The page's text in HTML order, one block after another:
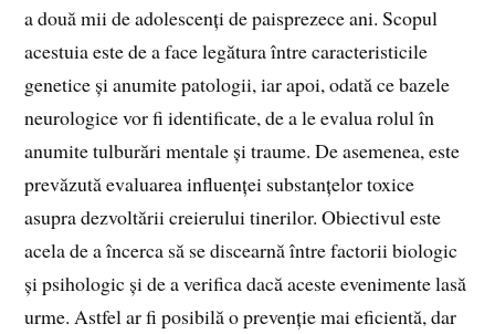
a două mii de adolescenți de paisprezece ani. Scopul
acestuia este de a face legătura între caracteristicile
genetice și anumite patologii, iar apoi, odată ce bazele
neurologice vor fi identificate, de a le evalua rolul în
anumite tulburări mentale și traume. De asemenea, este
prevăzută evaluarea influenței substanțelor toxice
asupra dezvoltării creierului tinerilor. Obiectivul este
acela de a încerca să se discearnă între factorii biologic
și psihologic și de a verifica dacă aceste evenimente lasă
urme. Astfel ar fi posibilă o prevenție mai eficientă, dar